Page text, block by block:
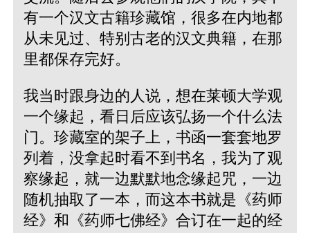
有一个汉文古籍珍藏馆，很多在内地都
从未见过、特别古老的汉文典籍，在那
里都保存完好。
我当时跟身边的人说，想在莱顿大学观
一个缘起，看日后应该弘扬一个什么法
门。珍藏室的架子上，书函一套套地罗
列着，没拿起时看不到书名，我为了观
察缘起，就一边默默地念缘起咒，一边
随机抽取了一本，而这本书就是《药师
经》和《药师七佛经》合订在一起的经